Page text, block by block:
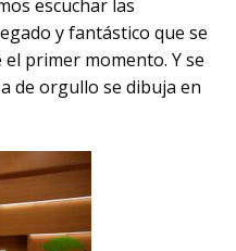
escuchar las
y fantástico que se
primer momento. Y se
de orgullo se dibuja en